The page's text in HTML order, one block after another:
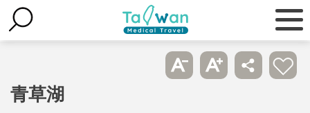
青草湖